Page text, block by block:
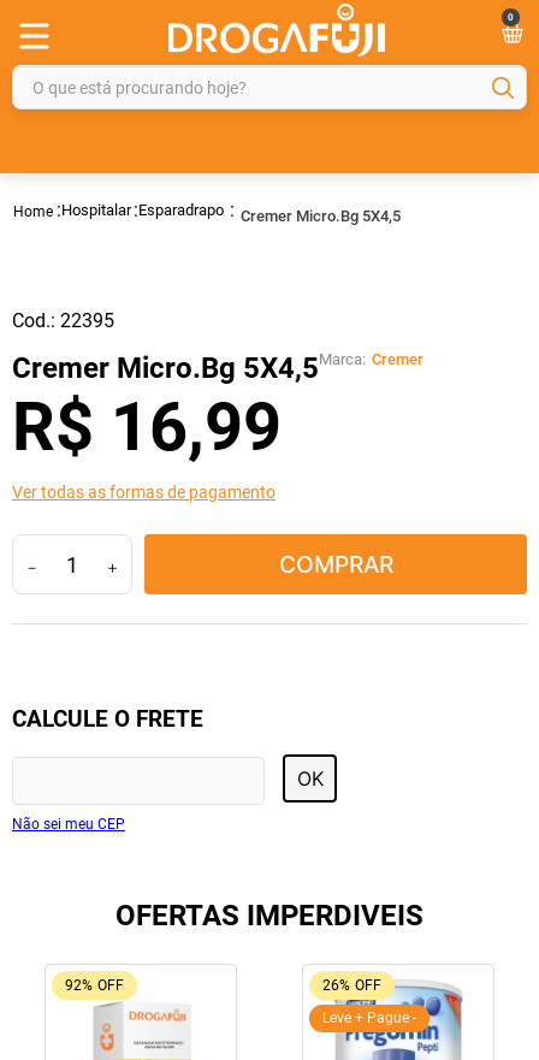
0
O que está procurando hoje?
Hospitalar Esparadrapo Cremer Micro.Bg 5X4,5
Cod.: 22395
Cremer Micro.Bg 5X4,5Marca: Cremer
R$ 16,99
Ver todas as formas de pagamento
＋
－ COMPRAR
CALCULE O FRETE
OK
Não sei meu CEP
OFERTAS IMPERDIVEIS
92% OFF 26% OFF
Leve + Pague -
gelmax
4º
rosuvastatina 20mg
protetor solar
shampoo
º
dipirona
º amoxicilina clavulanato